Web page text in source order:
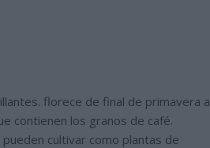
florece de final de primavera a
contienen los granos de café.
cultivar como plantas de